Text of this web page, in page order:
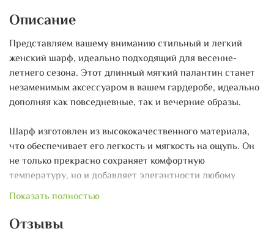
Описание
Представляем вашему вниманию стильный и легкий
женский шарф, идеально подходящий для весенне-
летнего сезона. Этот длинный мягкий палантин станет
незаменимым аксессуаром в вашем гардеробе, идеально
дополняя как повседневные, так и вечерние образы.
Шарф изготовлен из высококачественного материала,
что обеспечивает его легкость и мягкость на ощупь. Он
не только прекрасно сохраняет комфортную
температуру, но и добавляет элегантности любому
наряду. Его универсальный размер позволяет носить его
носите на плечах – используйте свою фантазию!
Показать полностью
Отзывы